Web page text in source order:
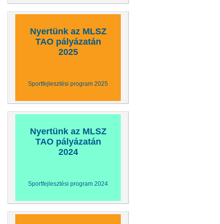
Nyertünk az MLSZ
TAO pályázatán
2025
Sportfejlesztési program 2025
Nyertünk az MLSZ
TAO pályázatán
2024
Sportfejlesztési program 2024